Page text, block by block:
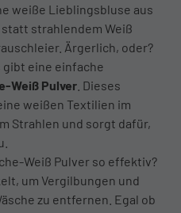
weiße Lieblingsbluse aus
strahlendem Weiß
Ärgerlich, oder?
gibt eine einfache
Weiß Pulver . Dieses
weißen Textilien im
Strahlen und sorgt dafür,
Weiß Pulver so effektiv?
um Vergilbungen und
zu entfernen. Egal ob